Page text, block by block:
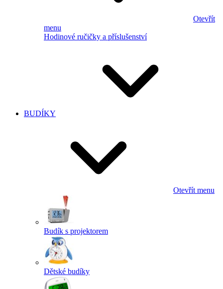
Otevřít
menu
Hodinové ručičky a příslušenství
BUDÍKY
Otevřít menu
Budík s projektorem
Dětské budíky